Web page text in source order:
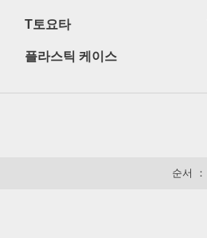
T토요타
플라스틱 케이스
순서 ：